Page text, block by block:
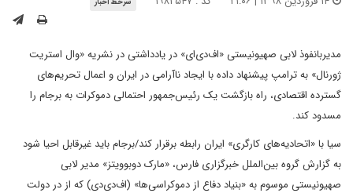
مدیربانفوذ لابی صهیونیستی «اف‌دی‌ای» در یادداشتی در نشریه «وال استریت
ژورنال» به ترامپ پیشنهاد داده با ایجاد ناآرامی در ایران و اعمال تحریم‌های
گسترده اقتصادی، راه بازگشت یک رئیس‌جمهور احتمالی دموکرات به برجام را
مسدود کند.
سیا با «اتحادیه‌های کارگری» ایران رابطه برقرار کند/برجام باید غیرقابل احیا شود
به گزارش گروه بین‌الملل خبرگزاری فارس، «مارک دوبوویتز» مدیر لابی
صهیونیستی موسوم به «بنیاد دفاع از دموکراسی‌ها» (اف‌دی‌دی) که از در دولت